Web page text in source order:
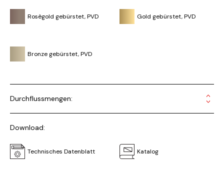
Rosègold gebürstet, PVD Gold gebürstet, PVD
Bronze gebürstet, PVD
Durchflussmengen:
Download:
Technisches Datenblatt Katalog